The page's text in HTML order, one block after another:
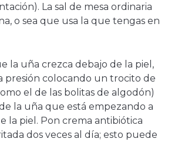
La sal de mesa ordinaria
o sea que usa la que tengas en
la uña crezca debajo de la piel,
presión colocando un trocito de
el de las bolitas de algodón)
la uña que está empezando a
la piel. Pon crema antibiótica
dos veces al día; esto puede